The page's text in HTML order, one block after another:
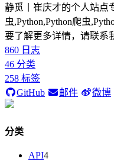
静觅丨崔庆才的个人站点
虫,Python,Python爬虫
要了解更多详情，请联系
860 日志
46 分类
258 标签
GitHub
邮件 微博
分类
API4